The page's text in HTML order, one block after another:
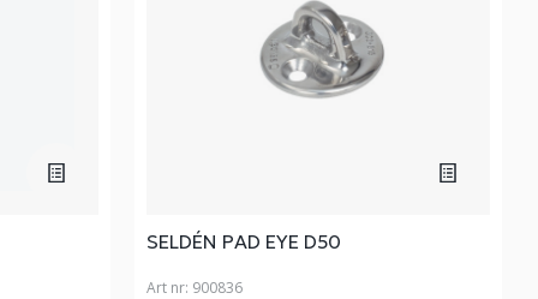
SELDÉN PAD EYE D50
Art nr: 900836